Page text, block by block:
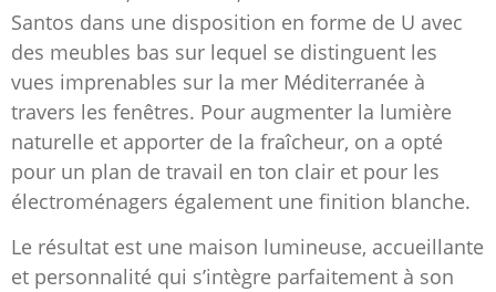
Santos dans une disposition en forme de U avec
des meubles bas sur lequel se distinguent les
vues imprenables sur la mer Méditerranée à
travers les fenêtres. Pour augmenter la lumière
naturelle et apporter de la fraîcheur, on a opté
pour un plan de travail en ton clair et pour les
électroménagers également une finition blanche.
Le résultat est une maison lumineuse, accueillante
et personnalité qui s’intègre parfaitement à son